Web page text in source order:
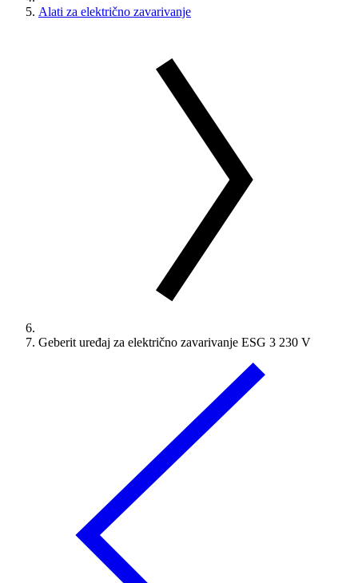
Alati za električno zavarivanje
Geberit uređaj za električno zavarivanje ESG 3 230 V